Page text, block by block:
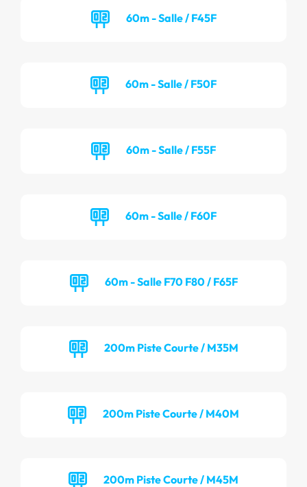
60m - Salle / F45F
60m - Salle / F50F
60m - Salle / F55F
60m - Salle / F60F
60m - Salle F70 F80 / F65F
200m Piste Courte / M35M
200m Piste Courte / M40M
200m Piste Courte / M45M